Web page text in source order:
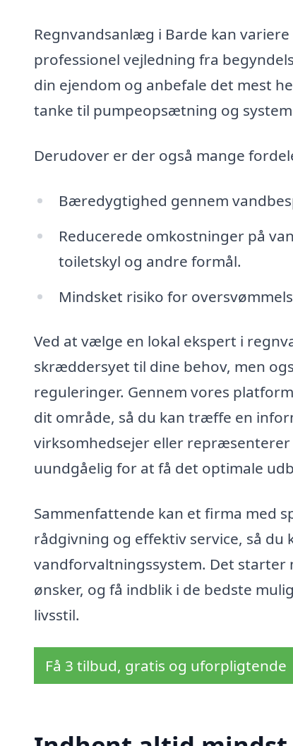
Regnvandsanlæg i Barde kan
professionel vejledning fra
din ejendom og anbefale det mest
tanke til pumpeopsætning og
Derudover er der også mange
Bæredygtighed gennem
Reducerede omkostninger på
toiletskyl og andre formål.
Mindsket risiko for
Ved at vælge en lokal ekspert i
skræddersyet til dine behov, men
reguleringer. Gennem vores
dit område, så du kan træffe en
virksomhedsejer eller
uundgåelig for at få det optimale
Sammenfattende kan et firma med
rådgivning og effektiv service, så
vandforvaltningssystem. Det starter
ønsker, og få indblik i de bedste
livsstil.
Få 3 tilbud, gratis og uforpligtende